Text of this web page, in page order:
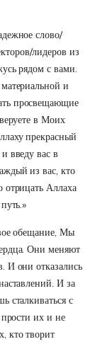
слово/
лидеров из
рядом с вами.
и
просвещающие
в Моих
прекрасный
введу вас в
из вас, кто
отрицать Аллаха
обещание, Мы
Они меняют
И они отказались
И за
сталкиваться с
их и не
кто творит